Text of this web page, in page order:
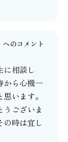
へのコメント
に相談し
から心機一
います。
ございま
の時は宜し